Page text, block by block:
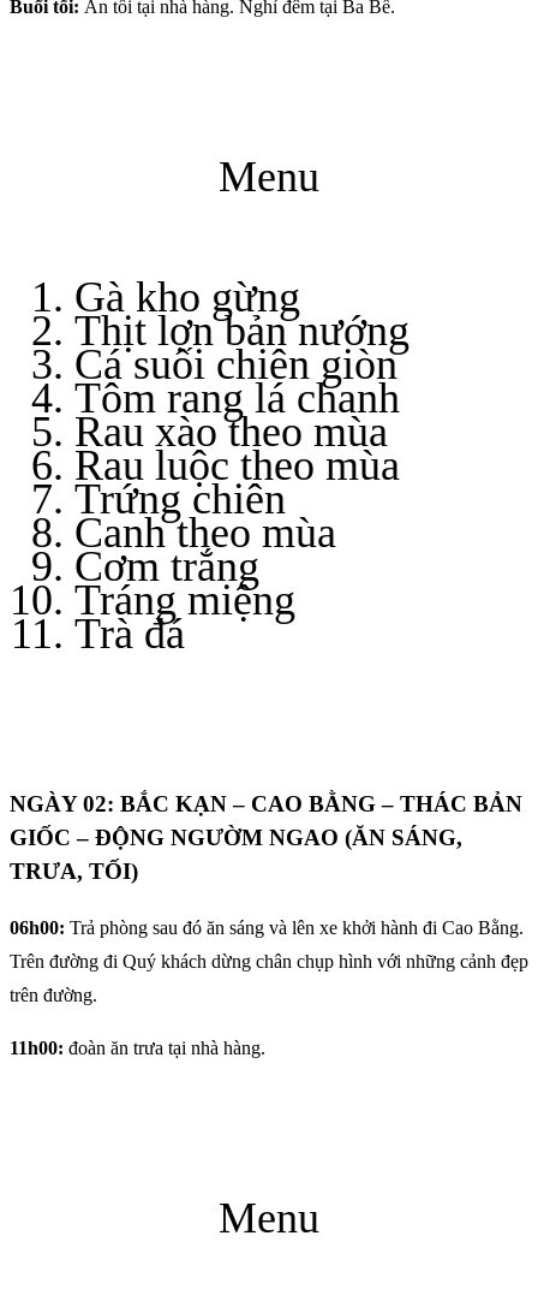
Buổi tối: Ăn tối tại nhà hàng. Nghỉ đêm tại Ba Bể.
Menu
Gà kho gừng
Thịt lợn bản nướng
Cá suối chiên giòn
Tôm rang lá chanh
Rau xào theo mùa
Rau luộc theo mùa
Trứng chiên
Canh theo mùa
Cơm trắng
Tráng miệng
Trà đá
NGÀY 02: BẮC KẠN – CAO BẰNG – THÁC BẢN
GIỐC – ĐỘNG NGƯỜM NGAO (ĂN SÁNG,
TRƯA, TỐI)
06h00: Trả phòng sau đó ăn sáng và lên xe khởi hành đi Cao Bằng.
Trên đường đi Quý khách dừng chân chụp hình với những cảnh đẹp
trên đường.
11h00: đoàn ăn trưa tại nhà hàng.
Menu